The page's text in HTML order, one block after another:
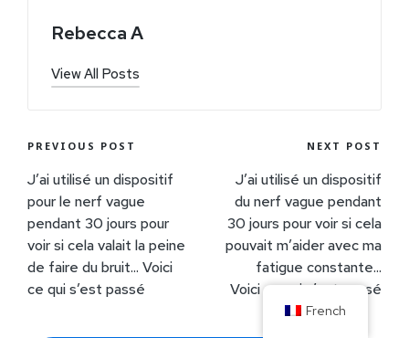
Rebecca A
View All Posts
PREVIOUS POST
J’ai utilisé un dispositif
pour le nerf vague
pendant 30 jours pour
voir si cela valait la peine
de faire du bruit... Voici
ce qui s’est passé
NEXT POST
J’ai utilisé un dispositif
du nerf vague pendant
30 jours pour voir si cela
pouvait m’aider avec ma
fatigue constante...
Voici ce qui s’est passé
French